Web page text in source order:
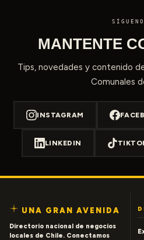
MANTENTE
Tips, novedades y contenido
Comunales
INSTAGRAM
LINKEDIN
UNA GRAN AVENIDA
Directorio nacional de negocios
locales de Chile. Conectamos